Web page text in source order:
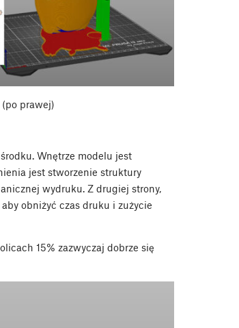
prawej)
Wnętrze modelu jest
jest stworzenie struktury
wydruku. Z drugiej strony,
obniżyć czas druku i zużycie
15% zazwyczaj dobrze się